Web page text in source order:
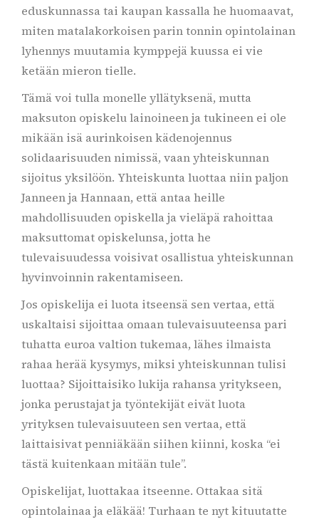
eduskunnassa tai kaupan kassalla he huomaavat,
miten matalakorkoisen parin tonnin opintolainan
lyhennys muutamia kymppejä kuussa ei vie
ketään mieron tielle.
Tämä voi tulla monelle yllätyksenä, mutta
maksuton opiskelu lainoineen ja tukineen ei ole
mikään isä aurinkoisen kädenojennus
solidaarisuuden nimissä, vaan yhteiskunnan
sijoitus yksilöön. Yhteiskunta luottaa niin paljon
Janneen ja Hannaan, että antaa heille
mahdollisuuden opiskella ja vieläpä rahoittaa
maksuttomat opiskelunsa, jotta he
tulevaisuudessa voisivat osallistua yhteiskunnan
hyvinvoinnin rakentamiseen.
Jos opiskelija ei luota itseensä sen vertaa, että
uskaltaisi sijoittaa omaan tulevaisuuteensa pari
tuhatta euroa valtion tukemaa, lähes ilmaista
rahaa herää kysymys, miksi yhteiskunnan tulisi
luottaa? Sijoittaisiko lukija rahansa yritykseen,
jonka perustajat ja työntekijät eivät luota
yrityksen tulevaisuuteen sen vertaa, että
laittaisivat penniäkään siihen kiinni, koska “ei
tästä kuitenkaan mitään tule”.
Opiskelijat, luottakaa itseenne. Ottakaa sitä
opintolainaa ja eläkää! Turhaan te nyt kituutatte